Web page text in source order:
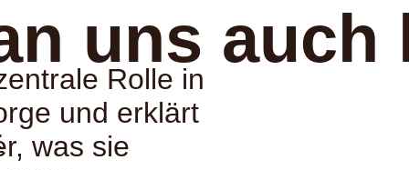
uns auch
Rolle in
und erklärt
was sie